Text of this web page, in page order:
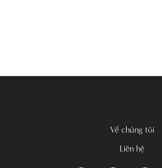
Về chúng tôi
Liên hệ